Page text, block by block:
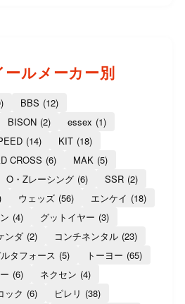
ルメーカー別
BBS (12)
BISON (2) essex (1)
(14) KIT (18)
CROSS (6) MAK (5)
O・Zレーシング (6) SSR (2)
ウェッズ (56) エンケイ (18)
(4) グットイヤー (3)
ンダ (2) コンチネンタル (23)
タフォース (5) トーヨー (65)
(6) ネクセン (4)
ック (6) ピレリ (38)